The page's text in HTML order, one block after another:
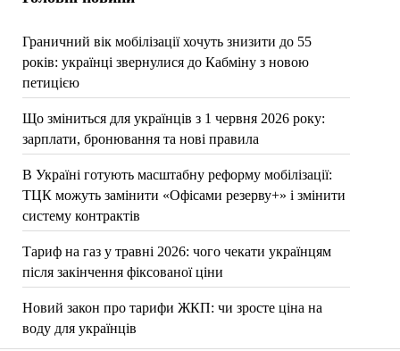
Граничний вік мобілізації хочуть знизити до 55
років: українці звернулися до Кабміну з новою
петицією
Що зміниться для українців з 1 червня 2026 року:
зарплати, бронювання та нові правила
В Україні готують масштабну реформу мобілізації:
ТЦК можуть замінити «Офісами резерву+» і змінити
систему контрактів
Тариф на газ у травні 2026: чого чекати українцям
після закінчення фіксованої ціни
Новий закон про тарифи ЖКП: чи зросте ціна на
воду для українців